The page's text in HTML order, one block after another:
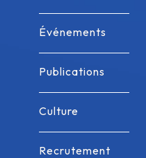
Événements
Événements
Publications
Publications
Culture
Culture
Recrutement
Recrutement